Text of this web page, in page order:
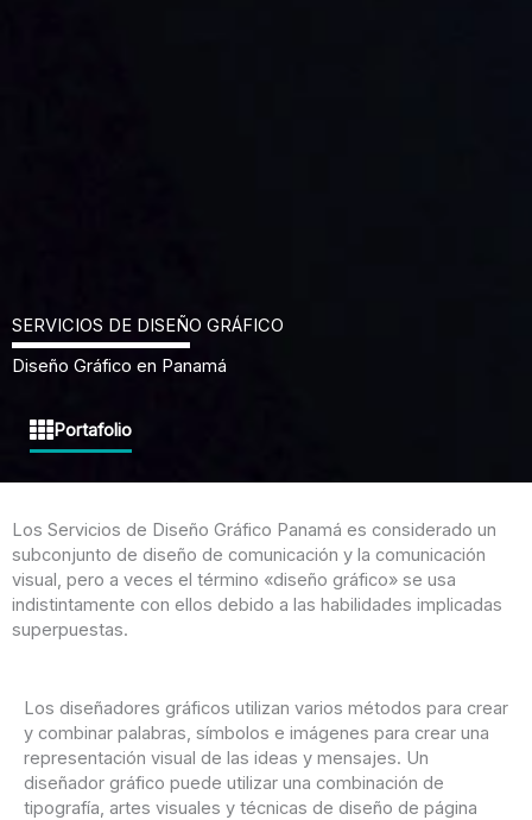
SERVICIOS DE DISEÑO GRÁFICO
Diseño Gráfico en Panamá
Portafolio
Los Servicios de Diseño Gráfico Panamá es considerado un
subconjunto de diseño de comunicación y la comunicación
visual, pero a veces el término «diseño gráfico» se usa
indistintamente con ellos debido a las habilidades implicadas
superpuestas.
Los diseñadores gráficos utilizan varios métodos para crear
y combinar palabras, símbolos e imágenes para crear una
representación visual de las ideas y mensajes. Un
diseñador gráfico puede utilizar una combinación de
tipografía, artes visuales y técnicas de diseño de página